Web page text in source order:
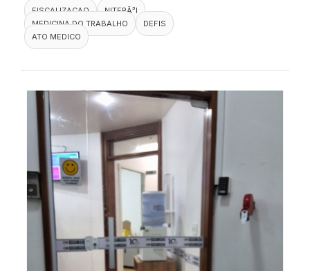
FISCALIZACAO
NITERÃ³I
MEDICINA DO TRABALHO
DEFIS
ATO MEDICO